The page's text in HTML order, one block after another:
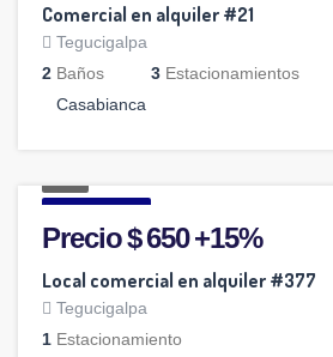
Comercial en alquiler #21
Tegucigalpa
2 Baños 3 Estacionamientos
Casabianca
ALQUILER
Precio $ 650 +15%
Local comercial en alquiler #377
Tegucigalpa
1 Estacionamiento